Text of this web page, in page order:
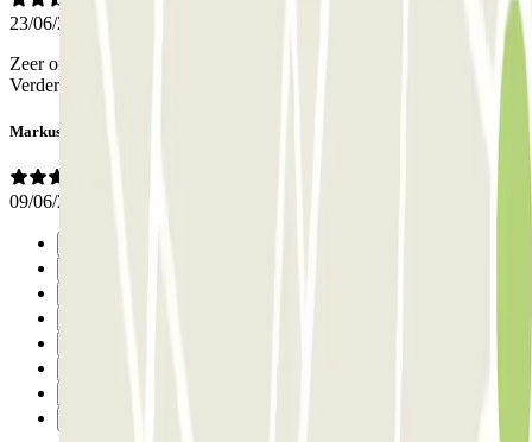
23/06/2026
Zeer onvriendelijk in gebruik, QR code kwam niet tevoorschijn.
Verder prima parkeergarage
Markus
09/06/2026